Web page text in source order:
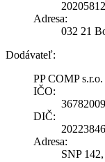
Adresa:
032 21
Dodávateľ:
PP COMP s.r.o.
IČO:
36782009
DIČ:
Adresa:
SNP